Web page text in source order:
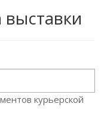
выставки
курьерской